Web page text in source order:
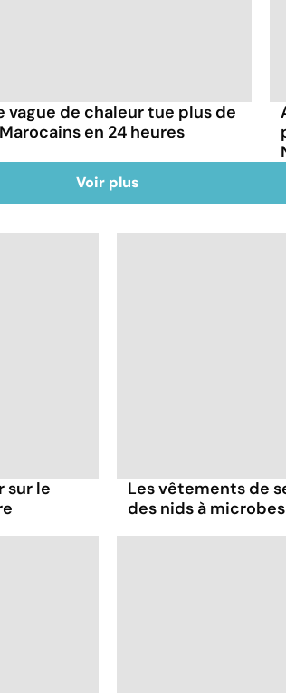
vague de chaleur tue plus de
en 24 heures
Voir plus
sur le
Les vêtements de
des nids à